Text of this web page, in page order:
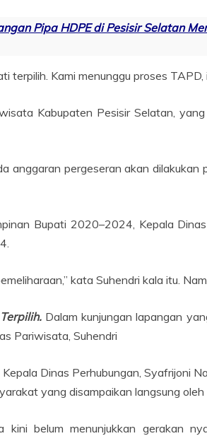
Pipa HDPE di Pesisir Selatan
terpilih. Kami menunggu proses TAPD,
Kabupaten Pesisir Selatan,
anggaran pergeseran akan
Bupati 2020–2024, Kepala
kata Suhendri kala itu.
Dalam kunjungan lapangan
Pariwisata, Suhendri
Dinas Perhubungan, Syafrijoni
yang disampaikan langsung oleh
kini belum menunjukkan gerakan